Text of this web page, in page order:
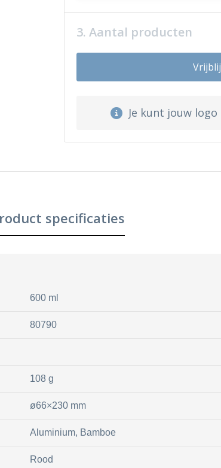
3. Aantal producten
Je kunt jouw
specificaties
600 ml
80790
108 g
ø66×230 mm
Aluminium, Bamboe
Rood